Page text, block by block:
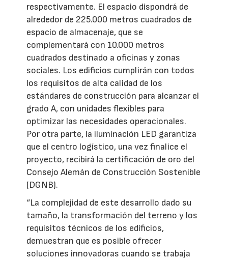
respectivamente. El espacio dispondrá de
alrededor de 225.000 metros cuadrados de
espacio de almacenaje, que se
complementará con 10.000 metros
cuadrados destinado a oficinas y zonas
sociales. Los edificios cumplirán con todos
los requisitos de alta calidad de los
estándares de construcción para alcanzar el
grado A, con unidades flexibles para
optimizar las necesidades operacionales.
Por otra parte, la iluminación LED garantiza
que el centro logístico, una vez finalice el
proyecto, recibirá la certificación de oro del
Consejo Alemán de Construcción Sostenible
(DGNB).
“La complejidad de este desarrollo dado su
tamaño, la transformación del terreno y los
requisitos técnicos de los edificios,
demuestran que es posible ofrecer
soluciones innovadoras cuando se trabaja